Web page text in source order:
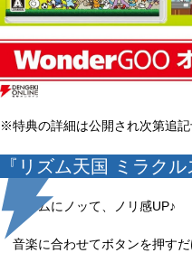
※特典の詳細は公開され次第追記
『リズム天国 ミラク
リズムにノッて、ノリ感UP♪
音楽に合わせてボタンを押すだ